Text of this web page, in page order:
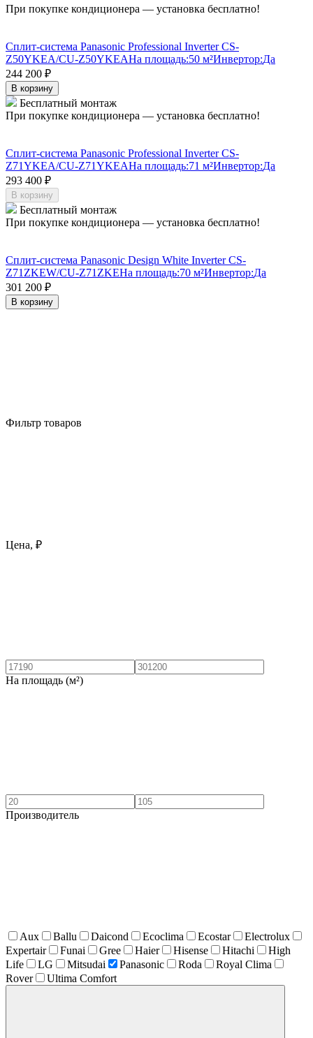
При покупке кондиционера — установка бесплатно!
Сплит-система Panasonic Professional Inverter CS-
Z50YKEA/CU-Z50YKEAНа площадь:50 м²Инвертор:Да
244 200 ₽
В корзину
Бесплатный монтаж
При покупке кондиционера — установка бесплатно!
Сплит-система Panasonic Professional Inverter CS-
Z71YKEA/CU-Z71YKEAНа площадь:71 м²Инвертор:Да
293 400 ₽
В корзину
Бесплатный монтаж
При покупке кондиционера — установка бесплатно!
Сплит-система Panasonic Design White Inverter CS-
Z71ZKEW/CU-Z71ZKEНа площадь:70 м²Инвертор:Да
301 200 ₽
В корзину
Фильтр товаров
Цена, ₽
На площадь (м²)
Производитель
Aux Ballu Daicond Ecoclima Ecostar
Electrolux
Expertair
Funai Gree Haier Hisense Hitachi
High
Life
LG Mitsudai Panasonic Roda
Royal Clima
Rover
Ultima Comfort